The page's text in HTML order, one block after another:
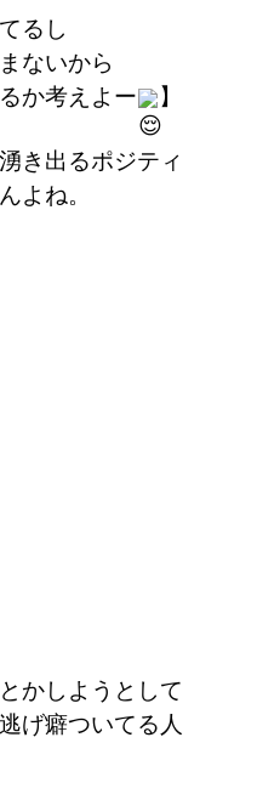
るし
ないから
か考えよー
】
き出るポジティ
よね。
かしようとして
げ癖ついてる人